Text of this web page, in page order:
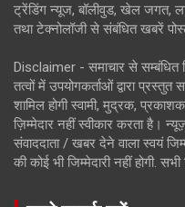
ट्रेंडिंग न्यूज, बॉलीवुड, खेल जगत,
तथा टेक्नोलॉजी से संबंधित खबरें
Disclaimer - समाचार से सम्बंधित
तत्वों में उपयोगकर्ताओं द्वारा प्रस्तुत
शामिल होगी स्वामी, मुद्रक,
ज़िम्मेदार नहीं स्वीकार करता है।
संवाददाता / खबर देने वाला स्वयं
की कोई भी जिम्मेदारी नहीं होगी. सभी